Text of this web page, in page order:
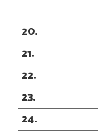
20
21
22
23
24